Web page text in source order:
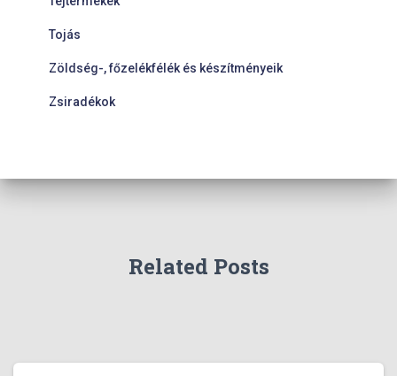
Tojás
Zöldség-, főzelékfélék és készítményeik
Zsiradékok
Related Posts